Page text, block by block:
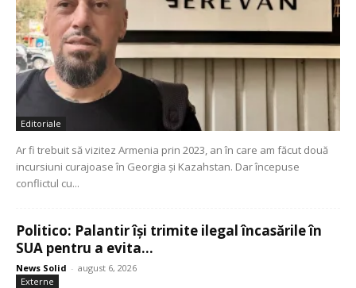
Editoriale
Ar fi trebuit să vizitez Armenia prin 2023, an în care am făcut două
incursiuni curajoase în Georgia și Kazahstan. Dar începuse
conflictul cu...
Politico: Palantir își trimite ilegal încasările în
SUA pentru a evita...
News Solid - august 6, 2026
Externe